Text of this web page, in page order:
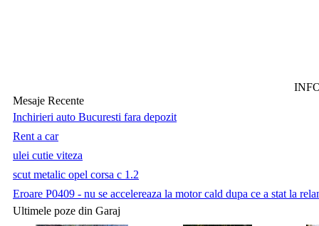
Mesaje Recente
Inchirieri auto Bucuresti fara depozit
Rent a car
ulei cutie viteza
scut metalic opel corsa c 1.2
Eroare P0409 - nu se accelereaza la motor cald dupa ce a stat la
Ultimele poze din Garaj